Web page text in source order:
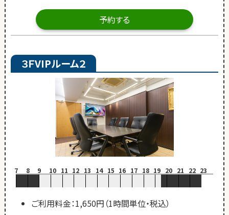
予約する
３ＦVIPルーム２
7 8 9 10 11 12 13 14 15 16 17 18 19 20 21 22 23
ご利用料金：1,650円（1時間単位・税込）